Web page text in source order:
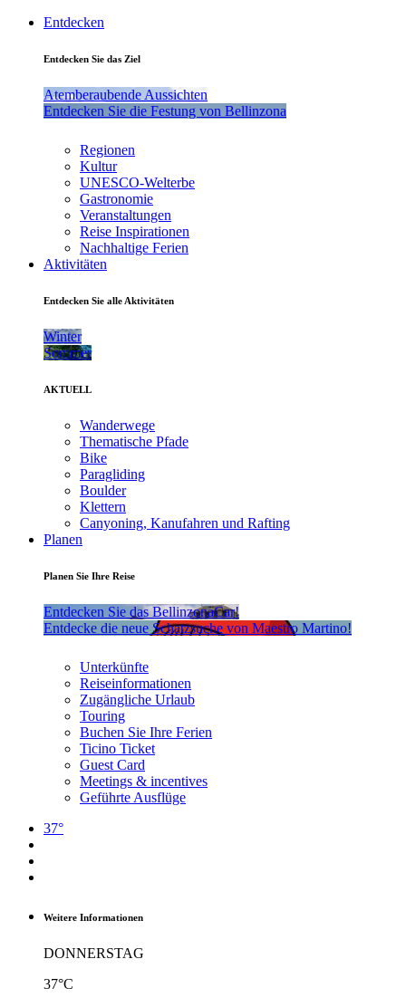
Entdecken
Entdecken Sie das Ziel
Atemberaubende Aussichten
Entdecken Sie die Festung von Bellinzona
Regionen
Kultur
UNESCO-Welterbe
Gastronomie
Veranstaltungen
Reise Inspirationen
Nachhaltige Ferien
Aktivitäten
Entdecken Sie alle Aktivitäten
Winter
Sommer
AKTUELL
Wanderwege
Thematische Pfade
Bike
Paragliding
Boulder
Klettern
Canyoning, Kanufahren und Rafting
Planen
Planen Sie Ihre Reise
Entdecken Sie das BellinzonaCar!
Entdecke die neue Schatzsuche von Maestro Martino!
Unterkünfte
Reiseinformationen
Zugängliche Urlaub
Touring
Buchen Sie Ihre Ferien
Ticino Ticket
Guest Card
Meetings & incentives
Geführte Ausflüge
37°
Weitere Informationen
DONNERSTAG
37°C